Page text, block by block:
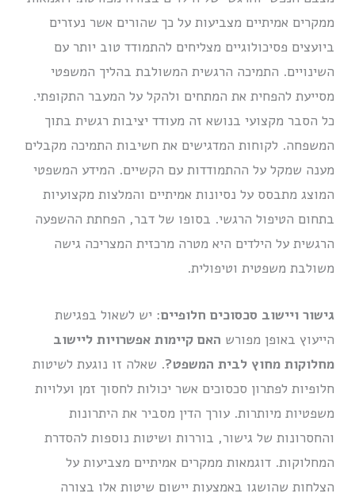
ממקרים אמיתיים מצביעות על כך שהורים אשר נעזרים
ביועצים פסיכולוגיים מצליחים להתמודד טוב יותר עם
השינויים. התמיכה הרגשית המשולבת בהליך המשפטי
מסייעת להפחית את המתחים ולהקל על המעבר התקופתי.
כל הסבר מקצועי בנושא זה מעודד יציבות רגשית בתוך
המשפחה. לקוחות המדגישים את חשיבות התמיכה מקבלים
מענה שמקל על ההתמודדות עם הקשיים. המידע המשפטי
המוצג מתבסס על נסיונות אמיתיים והמלצות מקצועיות
בתחום הטיפול הרגשי. בסופו של דבר, הפחתת ההשפעה
הרגשית על הילדים היא מטרה מרכזית המצריכה גישה
משולבת משפטית וטיפולית.
גישור ויישוב סכסוכים חלופיים: יש לשאול בפגישת
הייעוץ באופן מפורש האם קיימות אפשרויות ליישוב
מחלוקות מחוץ לבית המשפט?. שאלה זו נוגעת לשיטות
חלופיות לפתרון סכסוכים אשר יכולות לחסוך זמן ועלויות
משפטיות מיותרות. עורך הדין מסביר את היתרונות
והחסרונות של גישור, בוררות ושיטות נוספות להסדרת
המחלוקות. דוגמאות ממקרים אמיתיים מצביעות על
הצלחות שהושגו באמצעות יישום שיטות אלו בצורה